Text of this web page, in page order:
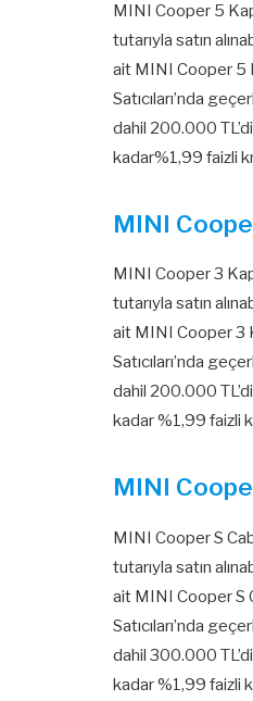
MINI Cooper 5
tutarıyla satın
ait MINI Cooper 5
Satıcıları’nda
dahil 200.000
kadar%1,99 faizli
MINI
MINI Cooper 3
tutarıyla satın
ait MINI Cooper 3
Satıcıları’nda
dahil 200.000
kadar %1,99 faizli
MINI
MINI Cooper S
tutarıyla satın
ait MINI Cooper S
Satıcıları’nda
dahil 300.000
kadar %1,99 faizli